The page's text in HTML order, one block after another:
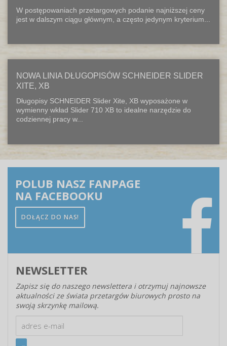
W postępowaniach przetargowych podanie najniższej ceny
jest w dalszym ciągu głównym, a często jedynym kryterium...
NOWA LINIA DŁUGOPISÓW SCHNEIDER SLIDER
XITE, XB
Długopisy SCHNEIDER Slider Xite, XB wyposażone w
wymienny wkład Slider 710 XB to idealne narzędzie do
codziennej pracy w...
POLUB NASZ FANPAGE
NA FACEBOOKU
DOŁĄCZ DO NAS!
NEWSLETTER
Zapisz się do naszego newslettera i otrzymuj najnowsze
aktualności ze świata przetargów biurowych prosto na
swoją skrzynkę mailową.